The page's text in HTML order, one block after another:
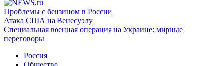
Проблемы с бензином в России
Атака США на Венесуэлу
Специальная военная операция на Украине: мирные
переговоры
Россия
Общество